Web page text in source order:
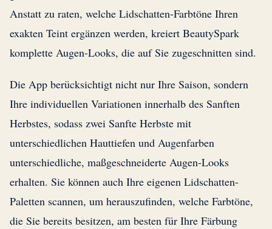
Anstatt zu raten, welche Lidschatten-Farbtöne Ihren
exakten Teint ergänzen werden, kreiert BeautySpark
komplette Augen-Looks, die auf Sie zugeschnitten sind.
Die App berücksichtigt nicht nur Ihre Saison, sondern
Ihre individuellen Variationen innerhalb des Sanften
Herbstes, sodass zwei Sanfte Herbste mit
unterschiedlichen Hauttiefen und Augenfarben
unterschiedliche, maßgeschneiderte Augen-Looks
erhalten. Sie können auch Ihre eigenen Lidschatten-
Paletten scannen, um herauszufinden, welche Farbtöne,
die Sie bereits besitzen, am besten für Ihre Färbung